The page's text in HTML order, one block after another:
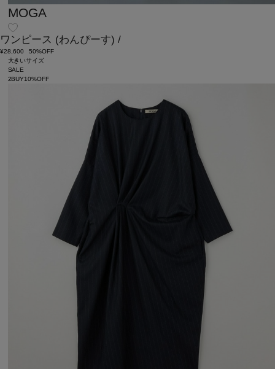
MOGA
ワンピース (わんぴーす) /
¥28,600
50%OFF
大きいサイズ
SALE
2BUY10%OFF